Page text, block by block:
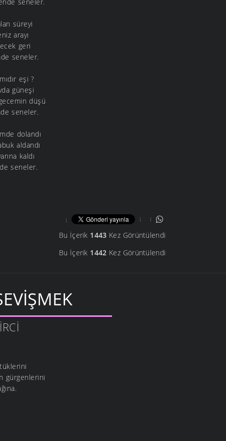
süreyi
arayı
geri
seneler.
eşi ?
güneşi
düşü
seneler.
dolandı
aldandı
kaldı
seneler.
Bu İçerik 1443 Kez Görüntülendi
Bu İçerik 1442 Kez Görüntülendi
gürgenlerini